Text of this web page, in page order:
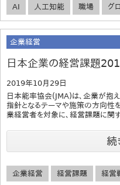
AI 人工知能 職場 グ
企業経営
日本企業の経営課題
2019年10月29日
日本能率協会(JMA)は、企業が抱
指針となるテーマや施策の方向性
業経営者を対象に、経営課題に関
続
企業経営 経営課題 経営